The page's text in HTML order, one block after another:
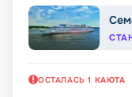
ОСТАЛАСЬ 1 КАЮТА